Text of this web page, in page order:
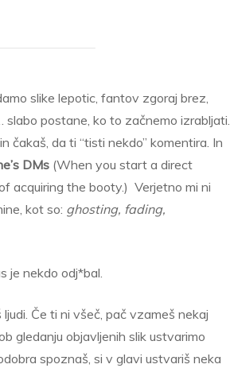
slike lepotic, fantov zgoraj brez,
slabo postane, ko to začnemo izrabljati.
čakaš, da ti “tisti nekdo” komentira. In
DMs (When you start a direct
acquiring the booty.) Verjetno mi ni
kot so: ghosting, fading,
je nekdo odj*bal.
Če ti ni všeč, pač vzameš nekaj
gledanju objavljenih slik ustvarimo
spoznaš, si v glavi ustvariš neka